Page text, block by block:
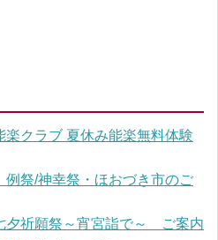
クラブ 夏休み能楽無料体験
祭/神幸祭・ほおづき市のご
祈願祭～宵宮詣で～ ご案内